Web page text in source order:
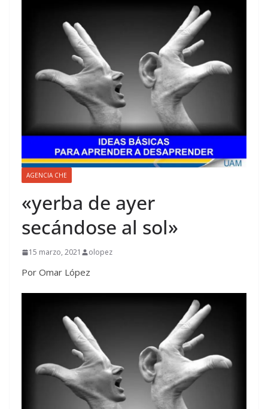
AGENCIA CHE
«yerba de ayer
secándose al sol»
15 marzo, 2021 olopez
Por Omar López